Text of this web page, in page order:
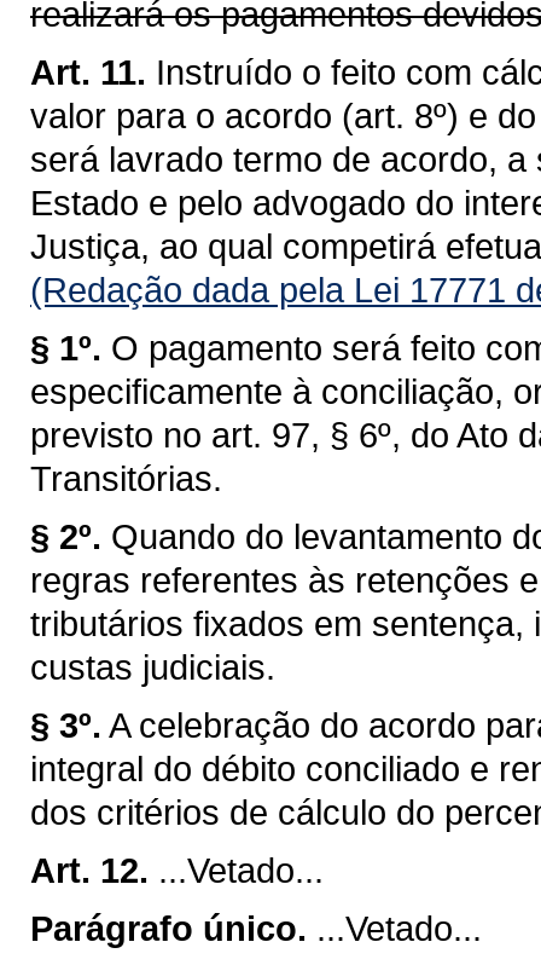
realizará os pagamentos
Art. 11. Instruído o feito com
valor para o acordo (art. 8º) e
será lavrado termo de acordo,
Estado e pelo advogado do
Justiça, ao qual competirá
(Redação dada pela Lei 17771
§ 1º. O pagamento será feito
especificamente à conciliação,
previsto no art. 97, § 6º, do Ato
Transitórias.
§ 2º. Quando do levantamento
regras referentes às retenções
tributários fixados em
custas judiciais.
§ 3º. A celebração do acordo
integral do débito conciliado e
dos critérios de cálculo do
Art. 12. ...Vetado...
Parágrafo único. ...Vetado...